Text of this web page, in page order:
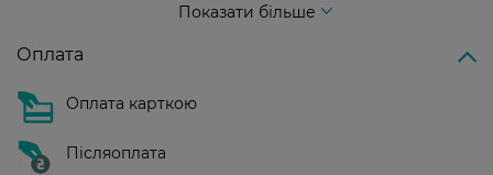
Показати більше
Оплата
Оплата карткою
Післяоплата